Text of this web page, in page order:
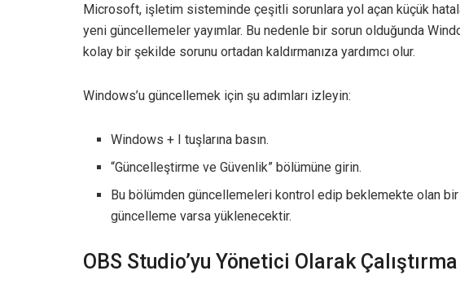
Microsoft, işletim sisteminde çeşitli sorunlara yol açan küçük
yeni güncellemeler yayımlar. Bu nedenle bir sorun olduğunda
kolay bir şekilde sorunu ortadan kaldırmanıza yardımcı olur.
Windows’u güncellemek için şu adımları izleyin:
Windows + I tuşlarına basın.
“Güncelleştirme ve Güvenlik” bölümüne girin.
Bu bölümden güncellemeleri kontrol edip beklemekte olan bir
güncelleme varsa yüklenecektir.
OBS Studio’yu Yönetici Olarak Çalıştırma